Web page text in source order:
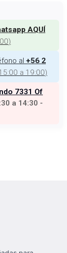
AQUÍ
)
al +56 2
a 19:00)
7331 Of
a 14:30 -